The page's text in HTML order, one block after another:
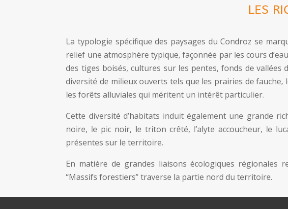
LES
La typologie spécifique des paysages du Condroz se
relief une atmosphère typique, façonnée par les cours
des tiges boisés, cultures sur les pentes, fonds de
diversité de milieux ouverts tels que les prairies de
les forêts alluviales qui méritent un intérêt particulier.
Cette diversité d’habitats induit également une grande
noire, le pic noir, le triton crêté, l’alyte accoucheur, le
présentes sur le territoire.
En matière de grandes liaisons écologiques régionales
“Massifs forestiers” traverse la partie nord du territoire.